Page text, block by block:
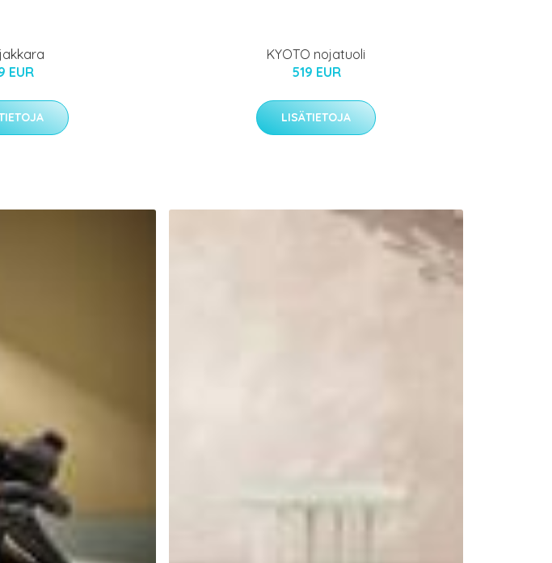
EUR
KYOTO nojatuoli
519 EUR
LISÄTIETOJA